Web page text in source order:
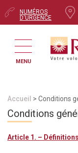
NUMÉROS
D'URGENCE
MENU
Accueil > Conditions
Conditions
Article 1. – Définitions